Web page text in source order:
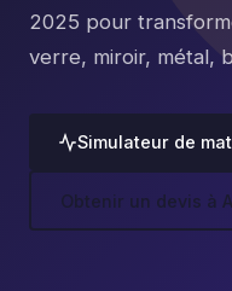
2025 pour
verre, miroir, métal,
Simulateur de
Obtenir un devis à